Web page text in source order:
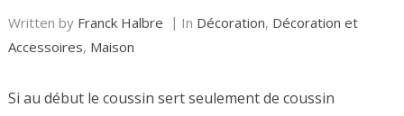
Written by Franck Halbre In Décoration, Décoration et
Accessoires, Maison
Si au début le coussin sert seulement de coussin